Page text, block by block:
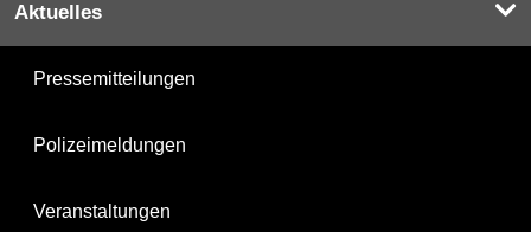
Aktuelles
Pressemitteilungen
Polizeimeldungen
Veranstaltungen